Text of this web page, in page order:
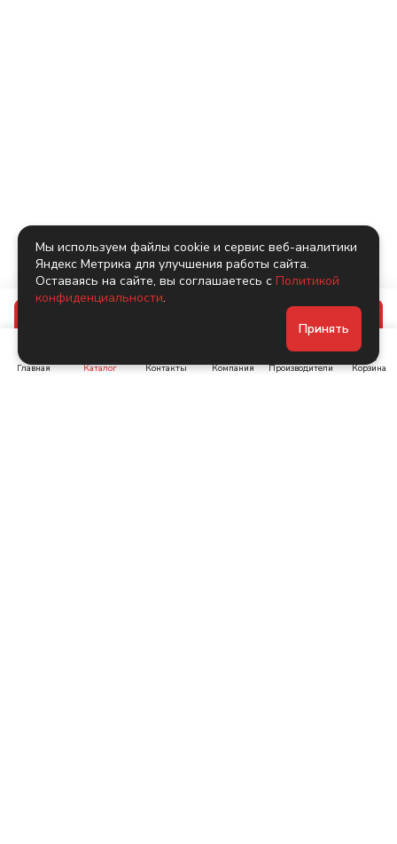
Главная Каталог Контакты Компания Производители Корзина
Мы используем файлы cookie и сервис веб-аналитики
Яндекс Метрика для улучшения работы сайта.
Оставаясь на сайте, вы соглашаетесь с Политикой
конфиденциальности.
Принять